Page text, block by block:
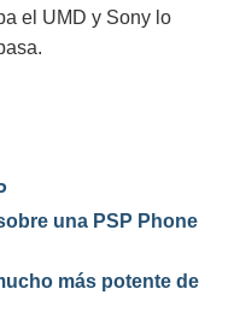
el UMD y Sony lo
una PSP Phone
más potente de